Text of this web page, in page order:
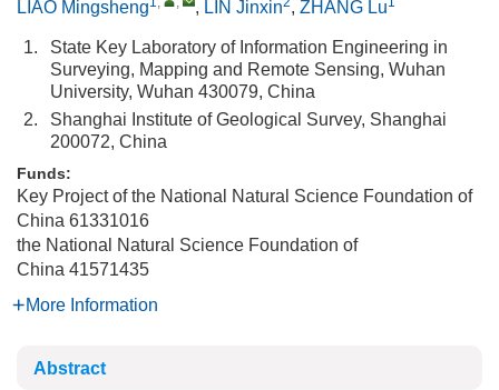
LIAO Mingsheng
, LIN Jinxin , ZHANG Lu
1.
State Key Laboratory of Information Engineering in
Surveying, Mapping and Remote Sensing, Wuhan
University, Wuhan 430079, China
2.
Shanghai Institute of Geological Survey, Shanghai
200072, China
Funds:
Key Project of the National Natural Science Foundation of
China 61331016
the National Natural Science Foundation of
China 41571435
More Information
Abstract